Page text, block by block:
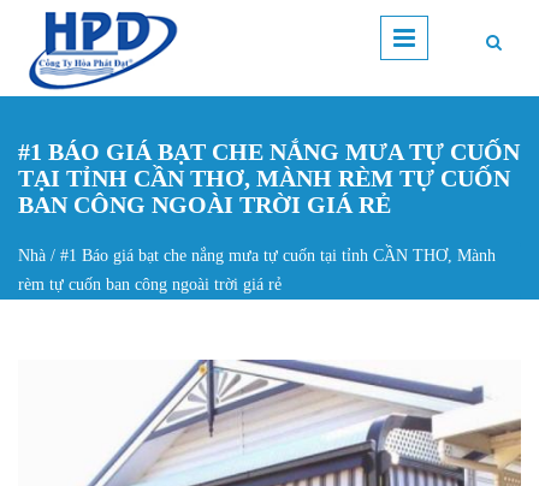
Nhảy đến nội dung
#1 BÁO GIÁ BẠT CHE NẮNG MƯA TỰ CUỐN
TẠI TỈNH CẦN THƠ, MÀNH RÈM TỰ CUỐN
BAN CÔNG NGOÀI TRỜI GIÁ RẺ
Bạn đang ở đây
Nhà / #1 Báo giá bạt che nắng mưa tự cuốn tại tỉnh CẦN THƠ, Mành
rèm tự cuốn ban công ngoài trời giá rẻ